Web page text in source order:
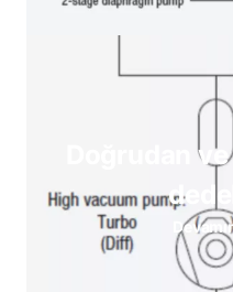
Doğrudan ve